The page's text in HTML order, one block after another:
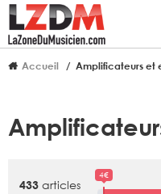
Accueil Amplificateurs et
433 articles
4€